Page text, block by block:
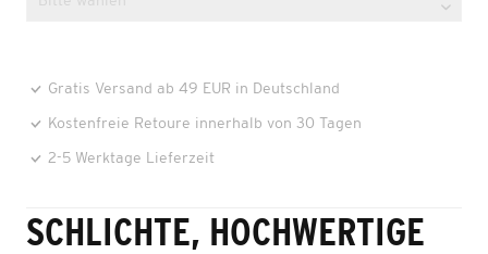
Gratis Versand ab 49 EUR in Deutschland
Kostenfreie Retoure innerhalb von 30 Tagen
2-5 Werktage Lieferzeit
SCHLICHTE, HOCHWERTIGE